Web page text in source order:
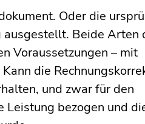
Oder die
ausgestellt. Beide Arten
Voraussetzungen – mit
die
und zwar für den
Leistung bezogen und